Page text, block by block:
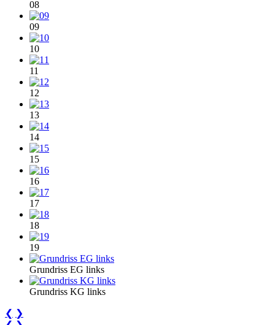
08
09
10
11
12
13
14
15
16
17
18
19
Grundriss EG links
Grundriss KG links
❮ ❯